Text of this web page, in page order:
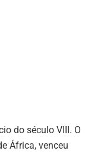
do século VIII. O
África, venceu